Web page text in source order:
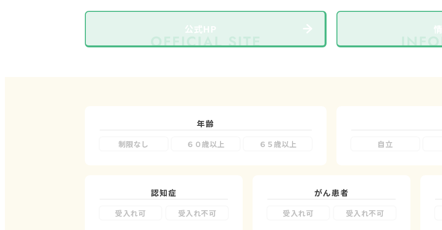
公式HP
年齢
制限なし ６０歳以上 ６５歳以上 自立
認知症
受入れ可 受入れ不可
がん患者
受入れ可 受入れ不可